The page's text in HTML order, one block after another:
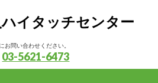
イタッチセンター
お問い合わせください。
03-5621-6473